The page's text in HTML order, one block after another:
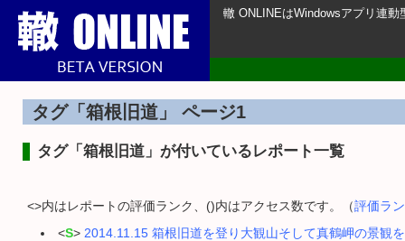
轍 ONLINEはWindowsアプリ連
タグ「箱根旧道」 ページ1
タグ「箱根旧道」が付いているレポート一覧
<>内はレポートの評価ランク、()内はアクセス数です。（評価ラ
<S> 2014.11.15 箱根旧道を登り大観山そして真鶴岬の景観